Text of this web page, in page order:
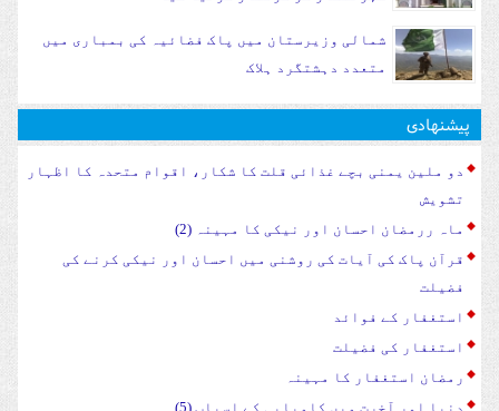
شمالی وزیرستان میں پاک فضائیہ کی بمباری میں
متعدد دہشتگرد ہلاک
پیشنهادی
دو ملین یمنی بچے غذائی قلت کا شکار، اقوام متحدہ کا اظہار
تشویش
ماہ ررمضان احسان اور نیکی کا مہینہ (2)
قرآن پاک کی آیات کی روشنی میں احسان اور نیکی کرنے کی
فضیلت
استغفار کے فوائد
استغفار کی فضیلت
رمضان استغفار کا مہینہ
دنیا اور آخرت میں کامیابی کے اسباب (5)